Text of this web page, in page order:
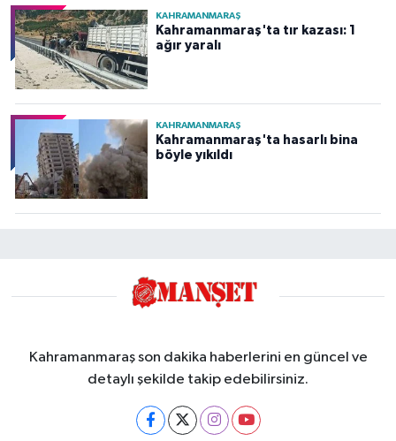
KAHRAMANMARAŞ
Kahramanmaraş'ta tır kazası: 1
ağır yaralı
KAHRAMANMARAŞ
Kahramanmaraş'ta hasarlı bina
böyle yıkıldı
Kahramanmaraş son dakika haberlerini en güncel ve
detaylı şekilde takip edebilirsiniz.